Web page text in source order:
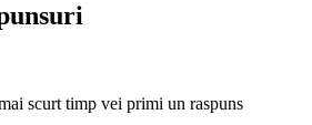
scurt timp vei primi un raspuns